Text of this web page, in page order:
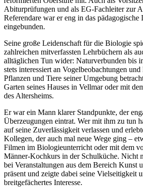
Abiturprüfungen und als EG-Fachleiter zur
Referendare war er eng in das pädagogische
eingebunden.
Seine große Leidenschaft für die Biologie
zahlreichen mitverfassten Lehrbüchern als
alltäglichen Tun wider: Naturverbunden bis
stets interessiert an Vogelbeobachtungen
Pflanzen und Tiere seiner Umgebung
Garten seines Hauses in Vellmar oder mit
des Altersheims.
Er war ein Mann klarer Standpunkte, der
Überzeugungen eintrat. Wer mit ihm zu tun
auf seine Zuverlässigkeit verlassen und
Kollegen, der auch mal neue Wege ging –
Filmen im Biologieunterricht oder mit dem
Männer-Kochkurs in der Schulküche. Nicht
bei Veranstaltungen aus dem Bereich Kunst
präsent und zeigte dabei seine Vielseitigkeit
breitgefächertes Interesse.